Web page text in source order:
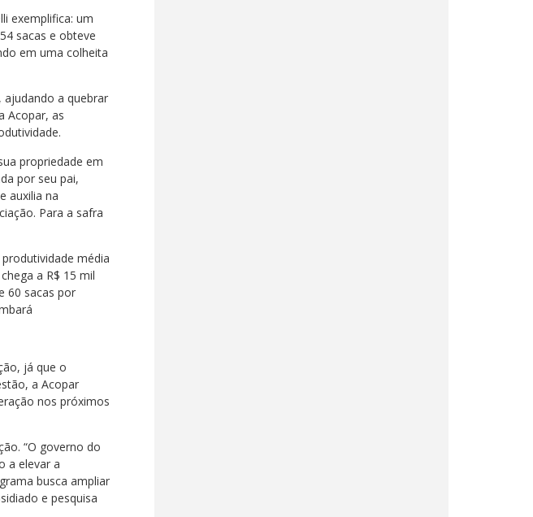
exemplifica: um
sacas e obteve
em uma colheita
a quebrar
Acopar, as
propriedade em
por seu pai,
auxilia na
Para a safra
média
a R$ 15 mil
60 sacas por
já que o
a Acopar
nos próximos
“O governo do
a elevar a
busca ampliar
e pesquisa